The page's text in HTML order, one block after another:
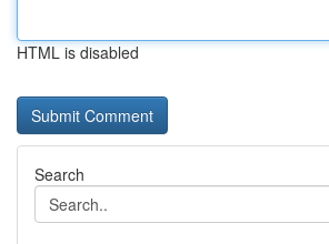
HTML is disabled
Search